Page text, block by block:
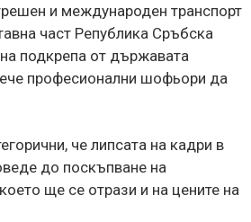
и международен транспорт
част Република Сръбска
подкрепа от държавата
професионални шофьори да
че липсата на кадри в
до поскъпване на
ще се отрази и на цените на